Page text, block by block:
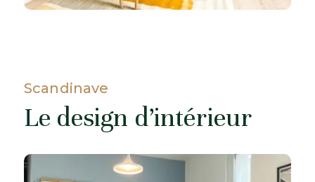
Scandinave
Le design d’intérieur